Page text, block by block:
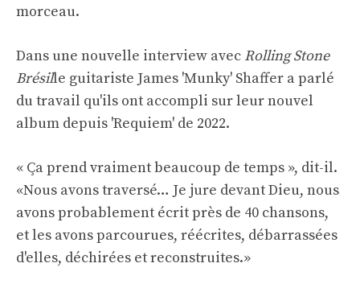
morceau.
Dans une nouvelle interview avec Rolling Stone
Brésille guitariste James 'Munky' Shaffer a parlé
du travail qu'ils ont accompli sur leur nouvel
album depuis 'Requiem' de 2022.
« Ça prend vraiment beaucoup de temps », dit-il.
«Nous avons traversé… Je jure devant Dieu, nous
avons probablement écrit près de 40 chansons,
et les avons parcourues, réécrites, débarrassées
d'elles, déchirées et reconstruites.»